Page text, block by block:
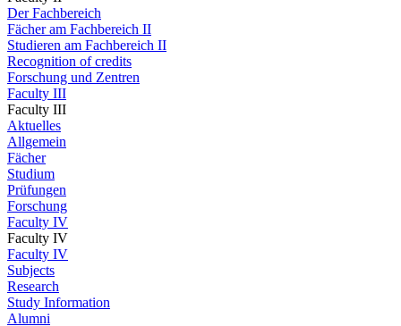
Der Fachbereich
Fächer am Fachbereich II
Studieren am Fachbereich II
Recognition of credits
Forschung und Zentren
Faculty III
Faculty III
Aktuelles
Allgemein
Fächer
Studium
Prüfungen
Forschung
Faculty IV
Faculty IV
Faculty IV
Subjects
Research
Study Information
Alumni